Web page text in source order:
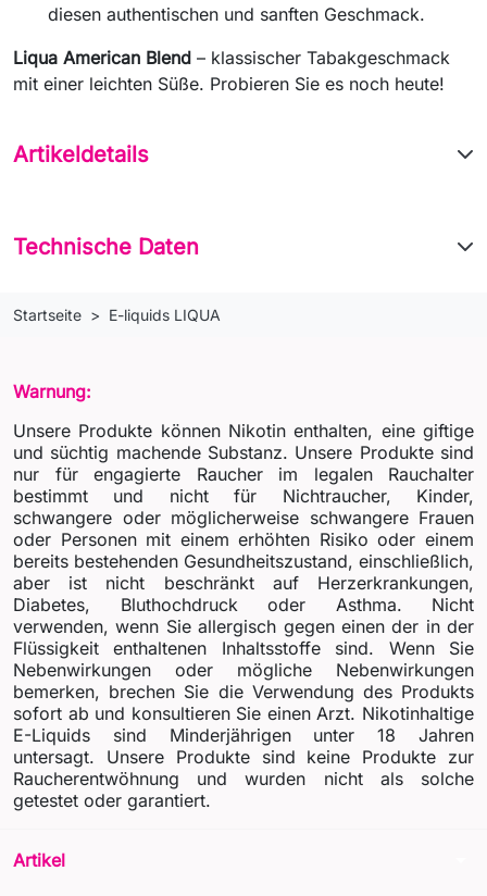
diesen authentischen und sanften Geschmack.
Liqua American Blend – klassischer Tabakgeschmack
mit einer leichten Süße. Probieren Sie es noch heute!
Artikeldetails
Technische Daten
Startseite E-liquids LIQUA
Warnung:
Unsere Produkte können Nikotin enthalten, eine giftige
und süchtig machende Substanz. Unsere Produkte sind
nur für engagierte Raucher im legalen Rauchalter
bestimmt und nicht für Nichtraucher, Kinder,
schwangere oder möglicherweise schwangere Frauen
oder Personen mit einem erhöhten Risiko oder einem
bereits bestehenden Gesundheitszustand, einschließlich,
aber ist nicht beschränkt auf Herzerkrankungen,
Diabetes, Bluthochdruck oder Asthma. Nicht
verwenden, wenn Sie allergisch gegen einen der in der
Flüssigkeit enthaltenen Inhaltsstoffe sind. Wenn Sie
Nebenwirkungen oder mögliche Nebenwirkungen
bemerken, brechen Sie die Verwendung des Produkts
sofort ab und konsultieren Sie einen Arzt. Nikotinhaltige
E-Liquids sind Minderjährigen unter 18 Jahren
untersagt. Unsere Produkte sind keine Produkte zur
Raucherentwöhnung und wurden nicht als solche
getestet oder garantiert.
Artikel